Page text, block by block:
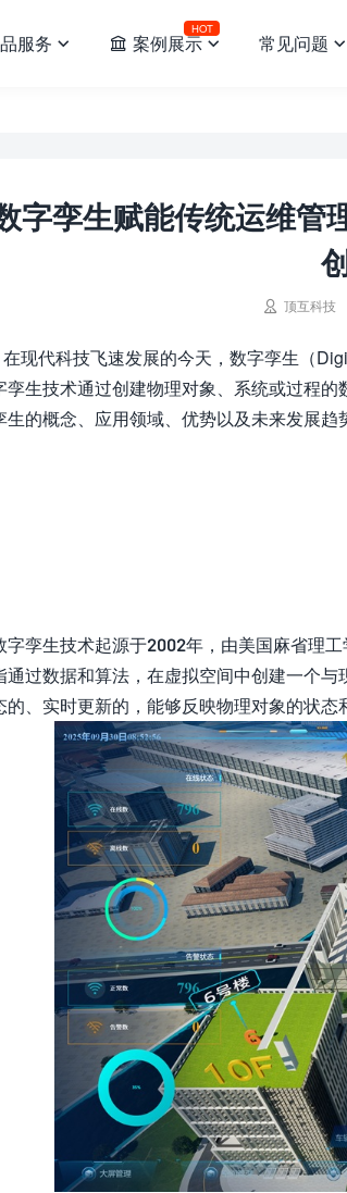
服务   案例展示
HOT
 常见问题 
字孪生赋能传统运维管
 顶互科技
在现代科技飞速发展的今天，数字孪生（
孪生技术通过创建物理对象、系统或过程
生的概念、应用领域、优势以及未来发展趋
字孪生技术起源于2002年，由美国麻省理
通过数据和算法，在虚拟空间中创建一个
的、实时更新的，能够反映物理对象的状态